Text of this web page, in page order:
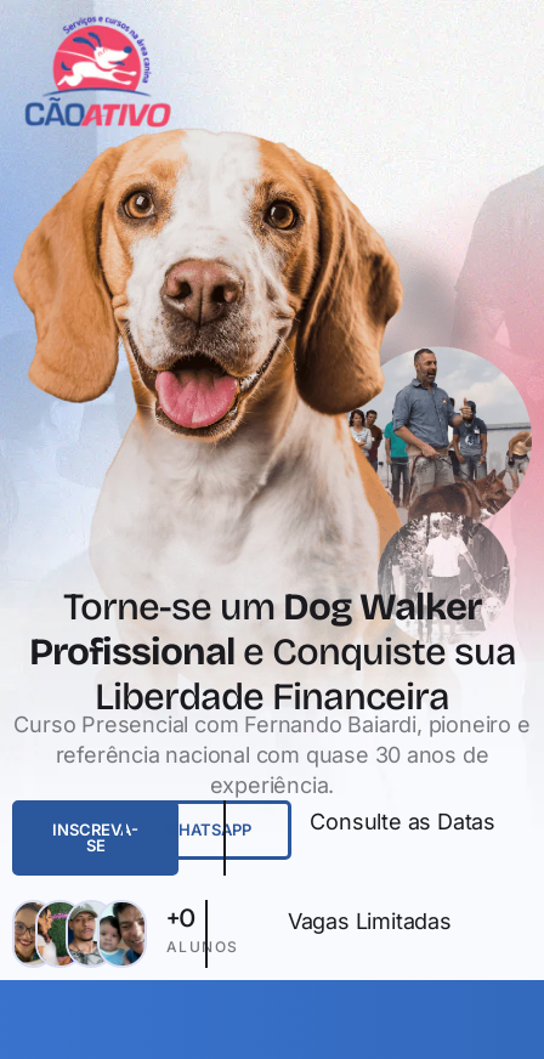
Torne-se umDog Walker
Profissional e Conquiste sua
Liberdade Financeira
Curso Presencial com Fernando Baiardi, pioneiro e
referência nacional com quase 30 anos de
experiência.
INSCREVA-
SE
WHATSAPP Consulte as Datas
ALUNOS
+0 Vagas Limitadas